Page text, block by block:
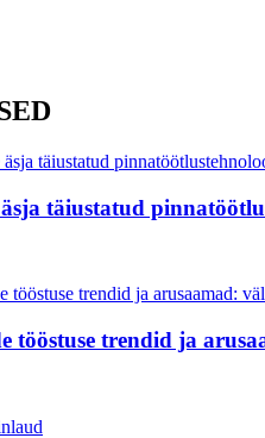
täiustatud
trendid ja